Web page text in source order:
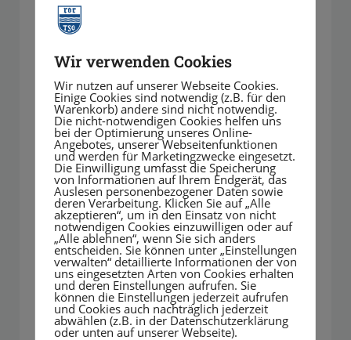
Klettercamps
für Schulkinder
Faschings- und Sommerferien
Mehr erfahren
Wir verwenden Cookies
Wir nutzen auf unserer Webseite Cookies.
Einige Cookies sind notwendig (z.B. für den
Warenkorb) andere sind nicht notwendig.
Die nicht-notwendigen Cookies helfen uns
bei der Optimierung unseres Online-
Angebotes, unserer Webseitenfunktionen
und werden für Marketingzwecke eingesetzt.
Die Einwilligung umfasst die Speicherung
von Informationen auf Ihrem Endgerät, das
Auslesen personenbezogener Daten sowie
deren Verarbeitung. Klicken Sie auf „Alle
akzeptieren“, um in den Einsatz von nicht
notwendigen Cookies einzuwilligen oder auf
„Alle ablehnen“, wenn Sie sich anders
entscheiden. Sie können unter „Einstellungen
verwalten“ detaillierte Informationen der von
uns eingesetzten Arten von Cookies erhalten
und deren Einstellungen aufrufen. Sie
können die Einstellungen jederzeit aufrufen
und Cookies auch nachträglich jederzeit
abwählen (z.B. in der Datenschutzerklärung
oder unten auf unserer Webseite).